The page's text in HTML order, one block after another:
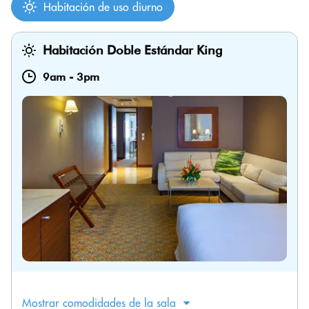
Habitación de uso diurno
Habitación Doble Estándar King
9am - 3pm
Mostrar comodidades de la sala